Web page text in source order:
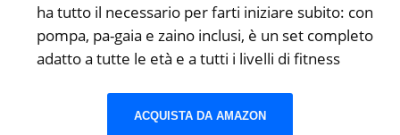
ha tutto il necessario per farti iniziare subito: con
pompa, pa-gaia e zaino inclusi, è un set completo
adatto a tutte le età e a tutti i livelli di fitness
ACQUISTA DA AMAZON